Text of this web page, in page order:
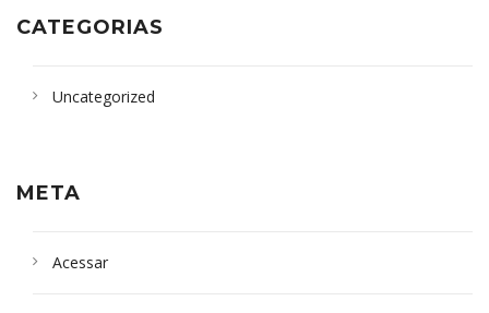
CATEGORIAS
Uncategorized
META
Acessar